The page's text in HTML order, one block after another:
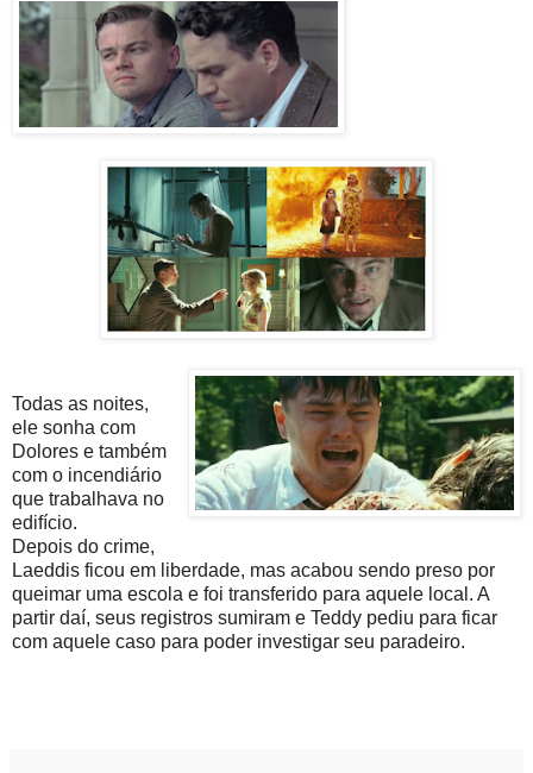
Todas as noites,
ele sonha com
Dolores e também
com o incendiário
que trabalhava no
edifício.
Depois do crime,
Laeddis ficou em liberdade, mas acabou sendo preso por
queimar uma escola e foi transferido para aquele local. A
partir daí, seus registros sumiram e Teddy pediu para ficar
com aquele caso para poder investigar seu paradeiro.